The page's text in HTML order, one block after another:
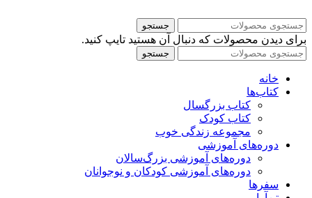
جستجو
برای دیدن محصولات که دنبال آن هستید تایپ کنید.
جستجو
خانه
کتاب‌ها
کتاب بزرگسال
کتاب کودک
مجموعه زندگی خوب
دوره‌های آموزشی
دوره‌های آموزشی بزرگ‌سالان
دوره‌های آموزشی کودکان و نوجوانان
سفرها